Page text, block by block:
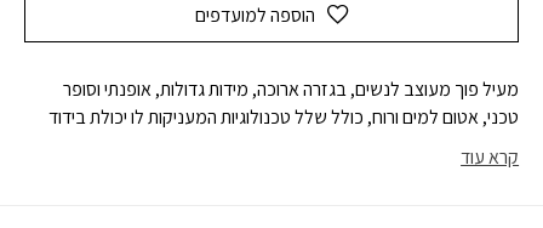
הוספה למועדפים
מעיל פוך מעוצב לנשים, בגזרה ארוכה, מידות גדולות, אופנתי וסופר
טכני, אטום למים ורוח, כולל שלל טכנולוגיות המעניקות לו יכולת בידוד
בריחת נוצות, אין כיסי קור, והמעיל גמיש במיוחד
קרא עוד